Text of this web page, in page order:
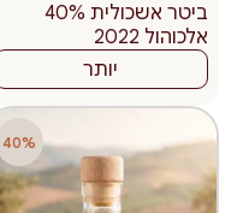
ביטר אשכולית 40%
אלכוהול 2022
יותר
40%